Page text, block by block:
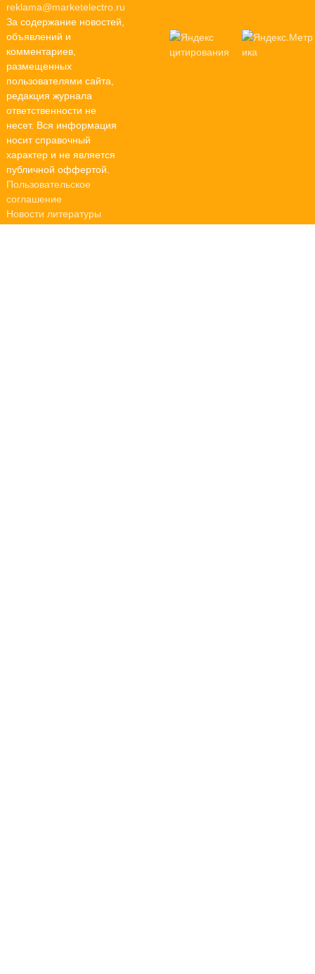
reklama@marketelectro.ru
За содержание новостей,
объявлений и
комментариев,
размещенных
пользователями сайта,
редакция журнала
ответственности не
несет. Вся информация
носит справочный
характер и не является
публичной оффертой.
Пользовательское
соглашение
Новости литературы